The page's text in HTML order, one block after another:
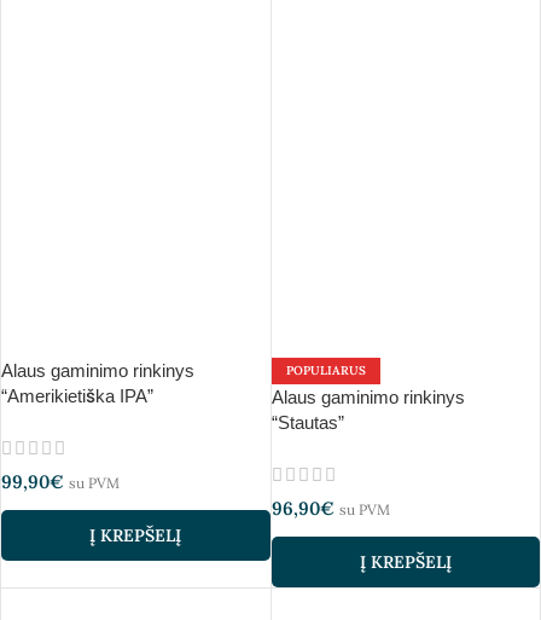
Alaus gaminimo rinkinys
“Amerikietiška IPA”
99,90€ su PVM
Į KREPŠELĮ
POPULIARUS
Alaus gaminimo rinkinys
“Stautas”
96,90€ su PVM
Į KREPŠELĮ